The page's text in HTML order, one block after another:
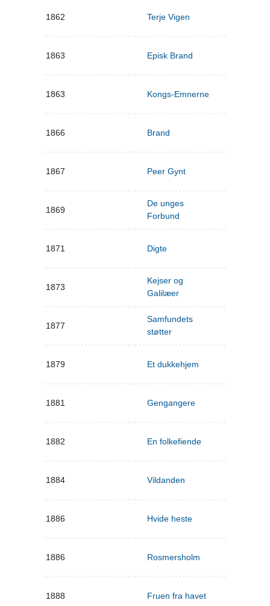
1862 Terje Vigen
1863 Episk Brand
1863 Kongs-Emnerne
1866 Brand
1867 Peer Gynt
1869
De unges
Forbund
1871 Digte
1873
Kejser og
Galilæer
1877
Samfundets
støtter
1879 Et dukkehjem
1881 Gengangere
1882 En folkefiende
1884 Vildanden
1886 Hvide heste
1886 Rosmersholm
1888 Fruen fra havet